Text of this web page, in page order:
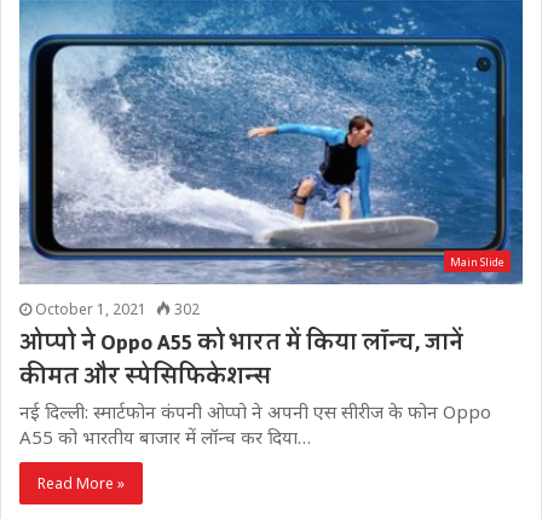
Main Slide
October 1, 2021 302
ओप्पो ने Oppo A55 को भारत में किया लॉन्च, जानें
कीमत और स्पेसिफिकेशन्स
नई दिल्ली: स्मार्टफोन कंपनी ​ओप्पो ने अपनी एस सीरीज के फोन Oppo
A55 को भारतीय बाजार में लॉन्च कर दिया…
Read More »